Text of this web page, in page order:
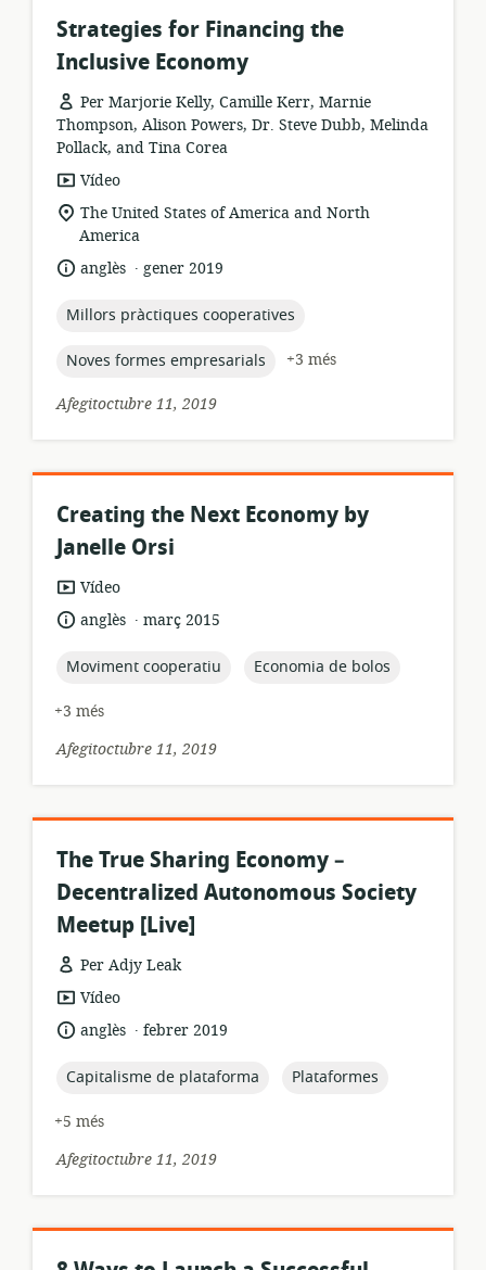
Strategies for Financing the
Inclusive Economy
Per Marjorie Kelly, Camille Kerr, Marnie
Thompson, Alison Powers, Dr. Steve Dubb, Melinda
Pollack, and Tina Corea
format
dels
recursos:
Vídeo
ubicació
rellevant:
The United States of America and North
America
idioma:
anglès .
data
publicació:
gener 2019
topic:
Millors pràctiques cooperatives
topic:
Noves formes empresarials
+3 més
Afegitoctubre 11, 2019
Creating the Next Economy by
Janelle Orsi
format
recursos:
Vídeo
idioma:
anglès .
data
publicació:
març 2015
topic:
Moviment cooperatiu topic:
Economia de bolos
+3 més
Afegitoctubre 11, 2019
The True Sharing Economy –
Decentralized Autonomous Society
Meetup [Live]
Per Adjy Leak
format
recursos:
Vídeo
idioma:
anglès .
data
publicació:
febrer 2019
topic:
Capitalisme de plataforma topic:
Plataformes
+5 més
Afegitoctubre 11, 2019